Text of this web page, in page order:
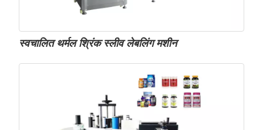
स्वचालित थर्मल श्रिंक स्लीव लेबलिंग मशीन